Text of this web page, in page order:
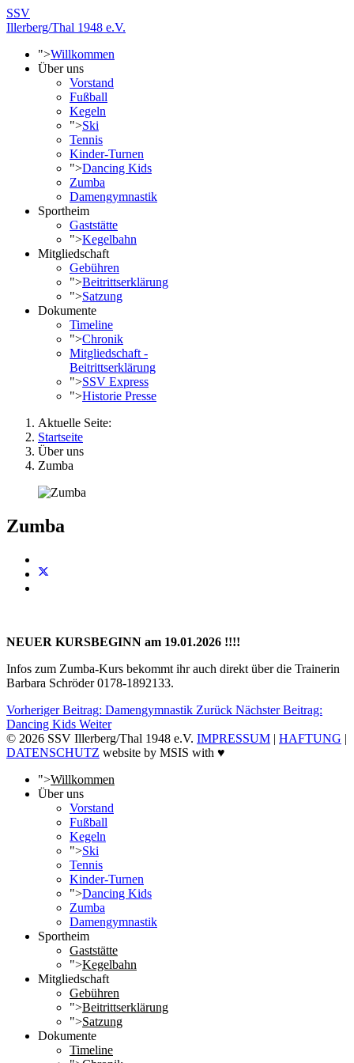
SSV
Illerberg/Thal 1948 e.V.
">Willkommen
Über uns
Vorstand
Fußball
Kegeln
">Ski
Tennis
Kinder-Turnen
">Dancing Kids
Zumba
Damengymnastik
Sportheim
Gaststätte
">Kegelbahn
Mitgliedschaft
Gebühren
">Beitrittserklärung
">Satzung
Dokumente
Timeline
">Chronik
Mitgliedschaft -
Beitrittserklärung
">SSV Express
">Historie Presse
Aktuelle Seite:
Startseite
Über uns
Zumba
Zumba
NEUER KURSBEGINN am 19.01.2026 !!!!
Infos zum Zumba-Kurs bekommt ihr auch direkt über die Trainerin
Barbara Schröder 0178-1892133.
Vorheriger Beitrag: Damengymnastik Zurück Nächster Beitrag:
Dancing Kids Weiter
© 2026 SSV Illerberg/Thal 1948 e.V. IMPRESSUM | HAFTUNG |
DATENSCHUTZ website by MSIS with ♥
">Willkommen
Über uns
Vorstand
Fußball
Kegeln
">Ski
Tennis
Kinder-Turnen
">Dancing Kids
Zumba
Damengymnastik
Sportheim
Gaststätte
">Kegelbahn
Mitgliedschaft
Gebühren
">Beitrittserklärung
">Satzung
Dokumente
Timeline